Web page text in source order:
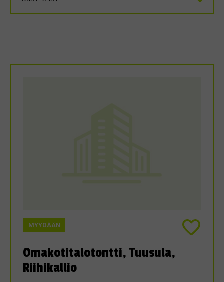
MYYDÄÄN
Omakotitalotontti, Tuusula,
Riihikallio